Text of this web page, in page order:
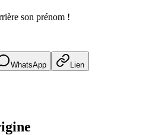
son prénom !
WhatsApp Lien